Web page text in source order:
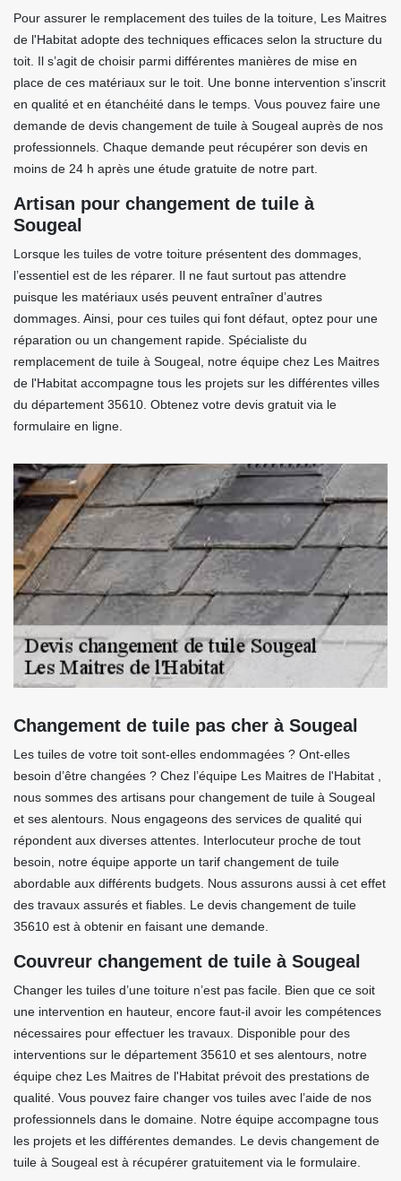
Pour assurer le remplacement des tuiles de la toiture, Les Maitres
de l'Habitat adopte des techniques efficaces selon la structure du
toit. Il s’agit de choisir parmi différentes manières de mise en
place de ces matériaux sur le toit. Une bonne intervention s’inscrit
en qualité et en étanchéité dans le temps. Vous pouvez faire une
demande de devis changement de tuile à Sougeal auprès de nos
professionnels. Chaque demande peut récupérer son devis en
moins de 24 h après une étude gratuite de notre part.
Artisan pour changement de tuile à
Sougeal
Lorsque les tuiles de votre toiture présentent des dommages,
l’essentiel est de les réparer. Il ne faut surtout pas attendre
puisque les matériaux usés peuvent entraîner d’autres
dommages. Ainsi, pour ces tuiles qui font défaut, optez pour une
réparation ou un changement rapide. Spécialiste du
remplacement de tuile à Sougeal, notre équipe chez Les Maitres
de l'Habitat accompagne tous les projets sur les différentes villes
du département 35610. Obtenez votre devis gratuit via le
formulaire en ligne.
Changement de tuile pas cher à Sougeal
Les tuiles de votre toit sont-elles endommagées ? Ont-elles
besoin d’être changées ? Chez l’équipe Les Maitres de l'Habitat ,
nous sommes des artisans pour changement de tuile à Sougeal
et ses alentours. Nous engageons des services de qualité qui
répondent aux diverses attentes. Interlocuteur proche de tout
besoin, notre équipe apporte un tarif changement de tuile
abordable aux différents budgets. Nous assurons aussi à cet effet
des travaux assurés et fiables. Le devis changement de tuile
35610 est à obtenir en faisant une demande.
Couvreur changement de tuile à Sougeal
Changer les tuiles d’une toiture n’est pas facile. Bien que ce soit
une intervention en hauteur, encore faut-il avoir les compétences
nécessaires pour effectuer les travaux. Disponible pour des
interventions sur le département 35610 et ses alentours, notre
équipe chez Les Maitres de l'Habitat prévoit des prestations de
qualité. Vous pouvez faire changer vos tuiles avec l’aide de nos
professionnels dans le domaine. Notre équipe accompagne tous
les projets et les différentes demandes. Le devis changement de
tuile à Sougeal est à récupérer gratuitement via le formulaire.